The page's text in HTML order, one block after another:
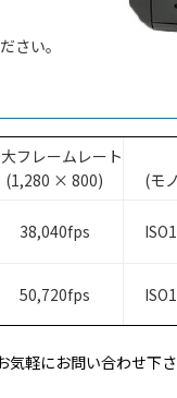
さい。
フレームレート
(1,280 × 800)
(モ
38,040fps
50,720fps
気軽にお問い合わせ下さ